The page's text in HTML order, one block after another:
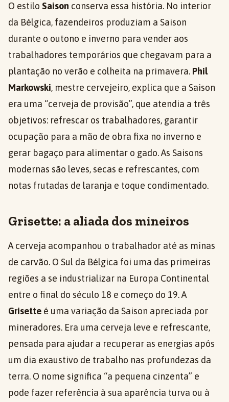
O estilo Saison conserva essa história. No interior
da Bélgica, fazendeiros produziam a Saison
durante o outono e inverno para vender aos
trabalhadores temporários que chegavam para a
plantação no verão e colheita na primavera. Phil
Markowski, mestre cervejeiro, explica que a Saison
era uma “cerveja de provisão”, que atendia a três
objetivos: refrescar os trabalhadores, garantir
ocupação para a mão de obra fixa no inverno e
gerar bagaço para alimentar o gado. As Saisons
modernas são leves, secas e refrescantes, com
notas frutadas de laranja e toque condimentado.
Grisette: a aliada dos mineiros
A cerveja acompanhou o trabalhador até as minas
de carvão. O Sul da Bélgica foi uma das primeiras
regiões a se industrializar na Europa Continental
entre o final do século 18 e começo do 19. A
Grisette é uma variação da Saison apreciada por
mineradores. Era uma cerveja leve e refrescante,
pensada para ajudar a recuperar as energias após
um dia exaustivo de trabalho nas profundezas da
terra. O nome significa “a pequena cinzenta” e
pode fazer referência à sua aparência turva ou à